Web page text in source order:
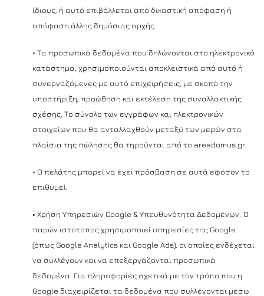
ίδιους, ή αυτό επιβάλλεται από δικαστική απόφαση ή
απόφαση άλλης δημόσιας αρχής.
◦ Τα προσωπικά δεδομένα που δηλώνονται στο ηλεκτρονικό
κατάστημα, χρησιμοποιούνται αποκλειστικά από αυτό ή
συνεργαζόμενες με αυτό επιχειρήσεις, με σκοπό την
υποστήριξη, προώθηση και εκτέλεση της συναλλακτικής
σχέσης. Το σύνολο των εγγράφων και ηλεκτρονικών
στοιχείων που θα ανταλλαχθούν μεταξύ των μερών στα
πλαίσια της πώλησης θα τηρούνται από το areadomus.gr.
◦ Ο πελάτης μπορεί να έχει πρόσβαση σε αυτά εφόσον το
επιθυμεί.
◦ Χρήση Υπηρεσιών Google & Υπευθυνότητα Δεδομένων. Ο
παρών ιστότοπος χρησιμοποιεί υπηρεσίες της Google
(όπως Google Analytics και Google Ads), οι οποίες ενδέχεται
να συλλέγουν και να επεξεργάζονται προσωπικά
δεδομένα. Για πληροφορίες σχετικά με τον τρόπο που η
Google διαχειρίζεται τα δεδομένα που συλλέγονται μέσω